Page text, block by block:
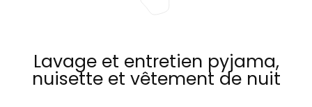
Lavage et entretien pyjama,
nuisette et vêtement de nuit